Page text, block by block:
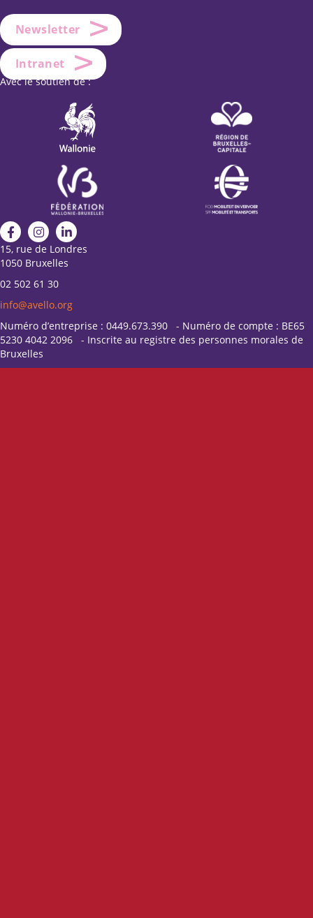
Newsletter
Intranet
Avec le soutien de :
15, rue de Londres
1050 Bruxelles
02 502 61 30
info@avello.org
Numéro d’entreprise : 0449.673.390 - Numéro de compte : BE65
5230 4042 2096 - Inscrite au registre des personnes morales de
Bruxelles